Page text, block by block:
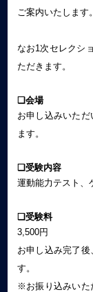
ご案内いたします。
なお1次セレクシ
ただきます。
❏会場
お申し込みいた
ます。
❏受験内容
運動能力テスト、
❏受験料
3,500円
お申し込み完了
す。
※お振り込みいた